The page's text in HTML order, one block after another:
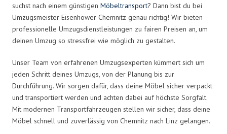
suchst nach einem günstigen Möbeltransport? Dann bist du bei
Umzugsmeister Eisenhower Chemnitz genau richtig! Wir bieten
professionelle Umzugsdienstleistungen zu fairen Preisen an, um
deinen Umzug so stressfrei wie möglich zu gestalten.
Unser Team von erfahrenen Umzugsexperten kümmert sich um
jeden Schritt deines Umzugs, von der Planung bis zur
Durchführung. Wir sorgen dafür, dass deine Möbel sicher verpackt
und transportiert werden und achten dabei auf höchste Sorgfalt.
Mit modernen Transportfahrzeugen stellen wir sicher, dass deine
Möbel schnell und zuverlässig von Chemnitz nach Linz gelangen.